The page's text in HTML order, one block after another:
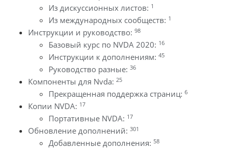
Из дискуссионных листов: 1
Из международных сообществ: 1
Инструкции и руководство: 98
Базовый курс по NVDA 2020: 16
Инструкции к дополнениям: 45
Руководство разные: 36
Компоненты для Nvda: 25
Прекращенная поддержка страниц: 6
Копии NVDA: 17
Портативные NVDA: 17
Обновление дополнений: 301
Добавленные дополнения: 58